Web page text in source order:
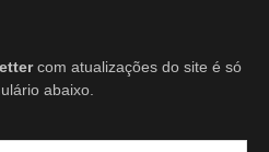
com atualizações do site é só
abaixo.